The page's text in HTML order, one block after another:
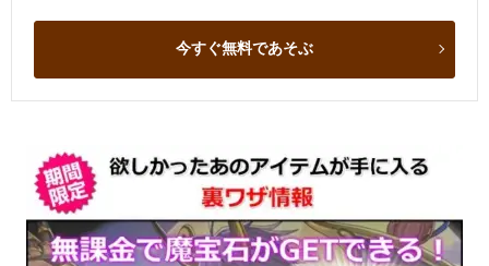
今すぐ無料であそぶ